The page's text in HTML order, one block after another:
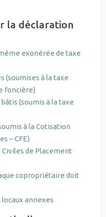
la déclaration
exonérée de taxe
(soumises à la taxe
foncière)
(soumis à la taxe
à la Cotisation
– CFE)
Civiles de Placement
copropriétaire doit
locaux annexes